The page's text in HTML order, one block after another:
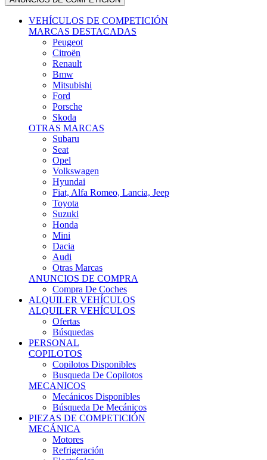
VEHÍCULOS DE COMPETICIÓN
MARCAS DESTACADAS
Peugeot
Citroën
Renault
Bmw
Mitsubishi
Ford
Porsche
Skoda
OTRAS MARCAS
Subaru
Seat
Opel
Volkswagen
Hyundai
Fiat, Alfa Romeo, Lancia, Jeep
Toyota
Suzuki
Honda
Mini
Dacia
Audi
Otras Marcas
ANUNCIOS DE COMPRA
Compra De Coches
ALQUILER VEHÍCULOS
ALQUILER VEHÍCULOS
Ofertas
Búsquedas
PERSONAL
COPILOTOS
Copilotos Disponibles
Busqueda De Copilotos
MECANICOS
Mecánicos Disponibles
Búsqueda De Mecánicos
PIEZAS DE COMPETICIÓN
MECÁNICA
Motores
Refrigeración
Electrónica
Cajas De Cambio